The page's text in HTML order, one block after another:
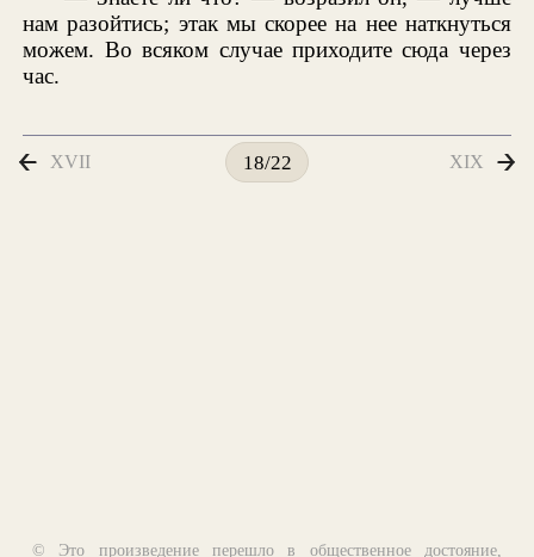
нам разойтись; этак мы скорее на нее наткнуться
можем. Во всяком случае приходите сюда через
час.
XVII 18/22 XIX
© Это произведение перешло в общественное достояние,